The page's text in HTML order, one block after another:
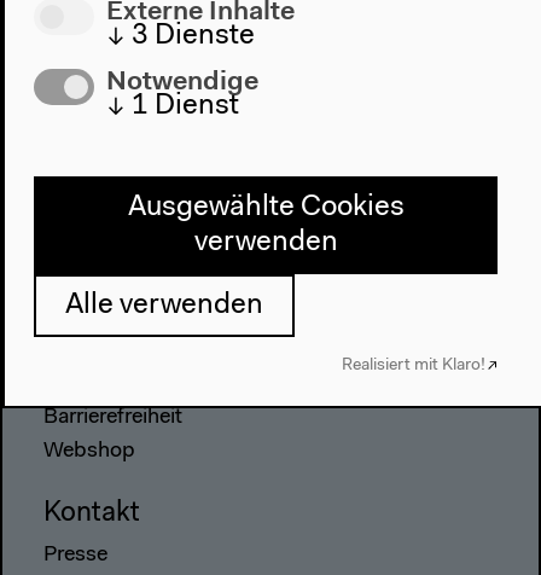
Das Neue Alphabet
Das Anthropozän am HKW
Haus
Über uns
Geschichte
Besuch
Barrierefreiheit
Webshop
Kontakt
Presse
Externe Inhalte
↓ 3 Dienste
Notwendige
↓ 1 Dienst
Ausgewählte Cookies
verwenden
Alle verwenden
Realisiert mit Klaro!